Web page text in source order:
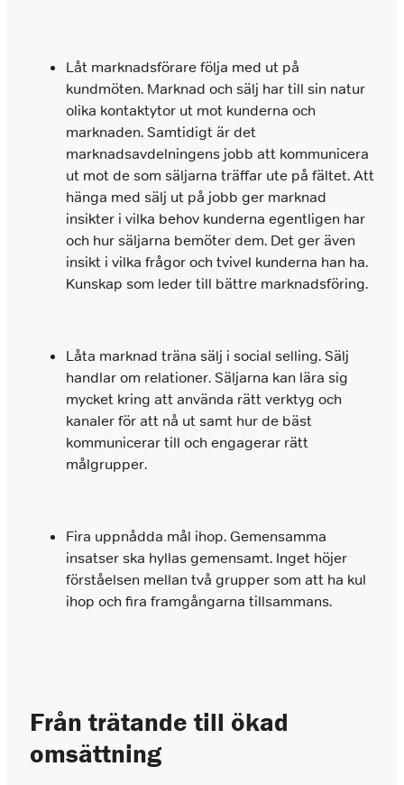
Låt marknadsförare följa med ut på
kundmöten. Marknad och sälj har till sin natur
olika kontaktytor ut mot kunderna och
marknaden. Samtidigt är det
marknadsavdelningens jobb att kommunicera
ut mot de som säljarna träffar ute på fältet. Att
hänga med sälj ut på jobb ger marknad
insikter i vilka behov kunderna egentligen har
och hur säljarna bemöter dem. Det ger även
insikt i vilka frågor och tvivel kunderna han ha.
Kunskap som leder till bättre marknadsföring.
Låta marknad träna sälj i social selling. Sälj
handlar om relationer. Säljarna kan lära sig
mycket kring att använda rätt verktyg och
kanaler för att nå ut samt hur de bäst
kommunicerar till och engagerar rätt
målgrupper.
Fira uppnådda mål ihop. Gemensamma
insatser ska hyllas gemensamt. Inget höjer
förståelsen mellan två grupper som att ha kul
ihop och fira framgångarna tillsammans.
Från trätande till ökad
omsättning